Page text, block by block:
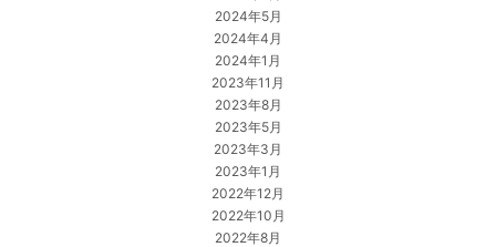
2024年5月
2024年4月
2024年1月
2023年11月
2023年8月
2023年5月
2023年3月
2023年1月
2022年12月
2022年10月
2022年8月